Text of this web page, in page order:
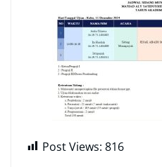
Post Views: 816